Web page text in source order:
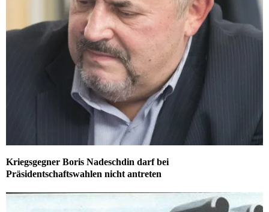
Kriegsgegner Boris Nadeschdin darf bei
Präsidentschaftswahlen nicht antreten